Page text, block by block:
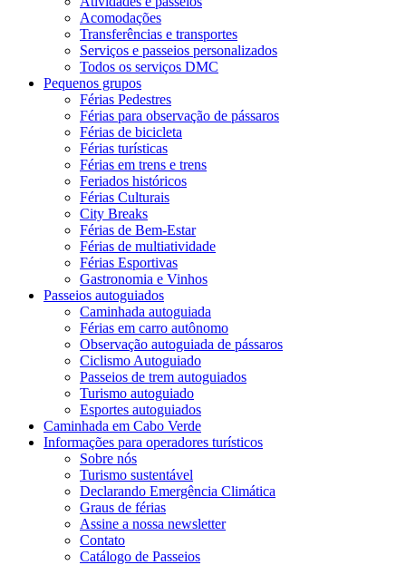
Acomodações
Transferências e transportes
Serviços e passeios personalizados
Todos os serviços DMC
Pequenos grupos
Férias Pedestres
Férias para observação de pássaros
Férias de bicicleta
Férias turísticas
Férias em trens e trens
Feriados históricos
Férias Culturais
City Breaks
Férias de Bem-Estar
Férias de multiatividade
Férias Esportivas
Gastronomia e Vinhos
Passeios autoguiados
Caminhada autoguiada
Férias em carro autônomo
Observação autoguiada de pássaros
Ciclismo Autoguiado
Passeios de trem autoguiados
Turismo autoguiado
Esportes autoguiados
Caminhada em Cabo Verde
Informações para operadores turísticos
Sobre nós
Turismo sustentável
Declarando Emergência Climática
Graus de férias
Assine a nossa newsletter
Contato
Catálogo de Passeios